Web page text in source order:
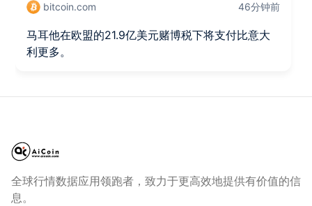
bitcoin.com 46分钟前
马耳他在欧盟的21.9亿美元赌博税下将支付比意大
利更多。
全球行情数据应用领跑者，致力于更高效地提供有价值的信
息。